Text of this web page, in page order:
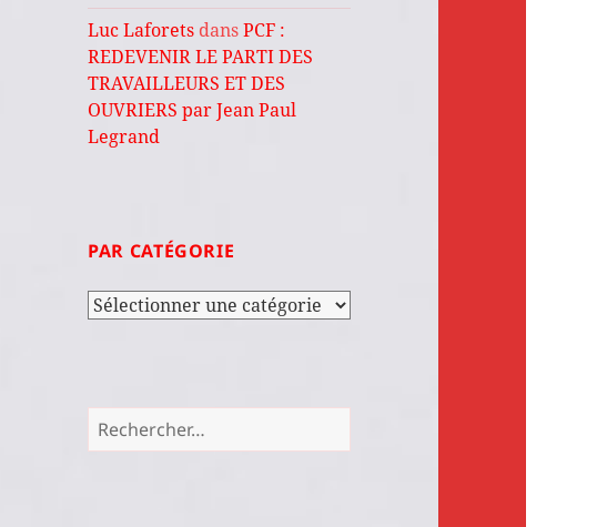
Luc Laforets dansPCF :
REDEVENIR LE PARTI DES
TRAVAILLEURS ET DES
OUVRIERS par Jean Paul
Legrand
PAR CATÉGORIE
Par
Rechercher :